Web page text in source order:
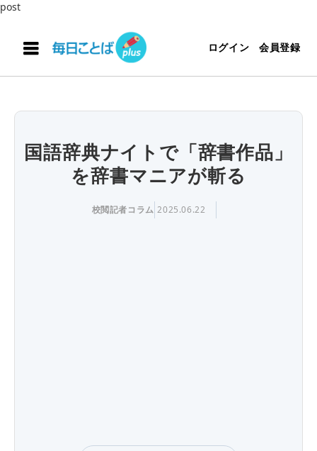
post
ログイン 会員登録
国語辞典ナイトで「辞書作品」
を辞書マニアが斬る
校閲記者コラム 2025.06.22